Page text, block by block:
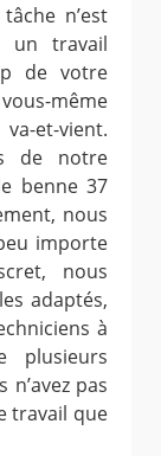
n’est
un travail
de votre
même
et-vient.
de notre
benne 37
nous
importe
nous
adaptés,
à
plusieurs
n’avez pas
travail que